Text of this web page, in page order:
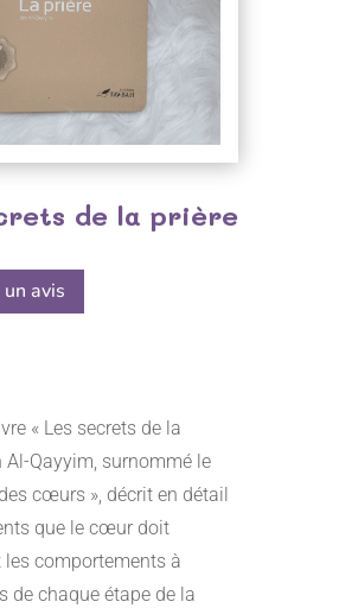
de la prière
avis
« Les secrets de la
Al-Qayyim, surnommé le
cœurs », décrit en détail
que le cœur doit
les comportements à
de chaque étape de la